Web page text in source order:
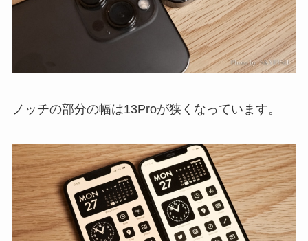
ノッチの部分の幅は13Proが狭くなっています。